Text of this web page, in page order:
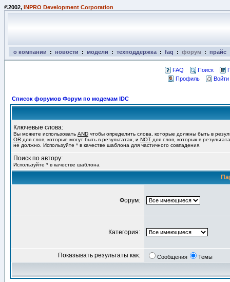
©2002, INPRO Development Corporation
о компании : новости : модели : техподдержка : faq : форум : прайс
FAQ Поиск
Профиль
Список форумов Форум по модемам IDC
Ключевые слова:
Вы можете использовать AND чтобы определить слова, которые должны быть в
OR для слов, которые могут быть в результатах, и NOT для слов, которых в
не должно. Используйте * в качестве шаблона для частичного совпадения.
Поиск по автору:
Используйте * в качестве шаблона
Форум:
Категория:
Показывать результаты как: Сообщения Темы